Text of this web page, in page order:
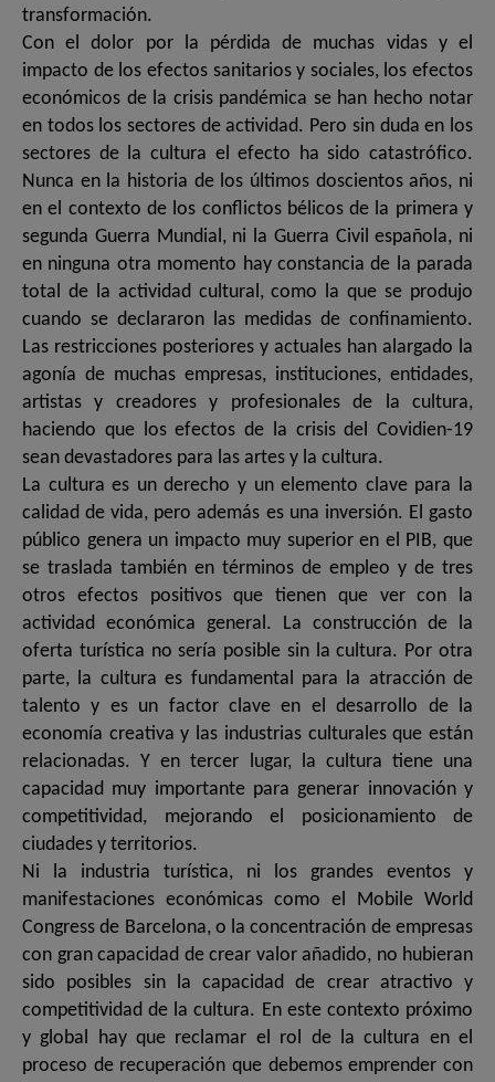
transformación.
Con el dolor por la pérdida de muchas vidas y el
impacto de los efectos sanitarios y sociales, los efectos
económicos de la crisis pandémica se han hecho notar
en todos los sectores de actividad. Pero sin duda en los
sectores de la cultura el efecto ha sido catastrófico.
Nunca en la historia de los últimos doscientos años, ni
en el contexto de los conflictos bélicos de la primera y
segunda Guerra Mundial, ni la Guerra Civil española, ni
en ninguna otra momento hay constancia de la parada
total de la actividad cultural, como la que se produjo
cuando se declararon las medidas de confinamiento.
Las restricciones posteriores y actuales han alargado la
agonía de muchas empresas, instituciones, entidades,
artistas y creadores y profesionales de la cultura,
haciendo que los efectos de la crisis del Covidien-19
sean devastadores para las artes y la cultura.
La cultura es un derecho y un elemento clave para la
calidad de vida, pero además es una inversión. El gasto
público genera un impacto muy superior en el PIB, que
se traslada también en términos de empleo y de tres
otros efectos positivos que tienen que ver con la
actividad económica general. La construcción de la
oferta turística no sería posible sin la cultura. Por otra
parte, la cultura es fundamental para la atracción de
talento y es un factor clave en el desarrollo de la
economía creativa y las industrias culturales que están
relacionadas. Y en tercer lugar, la cultura tiene una
capacidad muy importante para generar innovación y
competitividad, mejorando el posicionamiento de
ciudades y territorios.
Ni la industria turística, ni los grandes eventos y
manifestaciones económicas como el Mobile World
Congress de Barcelona, ​​o la concentración de empresas
con gran capacidad de crear valor añadido, no hubieran
sido posibles sin la capacidad de crear atractivo y
competitividad de la cultura. En este contexto próximo
y global hay que reclamar el rol de la cultura en el
proceso de recuperación que debemos emprender con